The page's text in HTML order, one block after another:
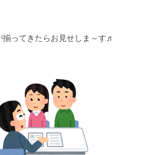
揃ってきたらお見せしま～す♬